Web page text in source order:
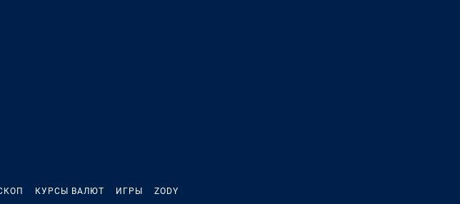
КУРСЫ ВАЛЮТ ИГРЫ ZODY